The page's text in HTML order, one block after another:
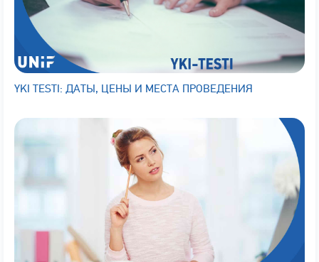
YKI TESTI: ДАТЫ, ЦЕНЫ И МЕСТА ПРОВЕДЕНИЯ